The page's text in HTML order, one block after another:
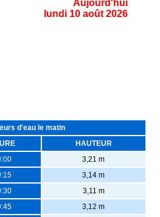
Aujourd'hui
lundi 10 août 2026
d'eau le matin
HAUTEUR
3,21 m
3,14 m
3,11 m
3,12 m